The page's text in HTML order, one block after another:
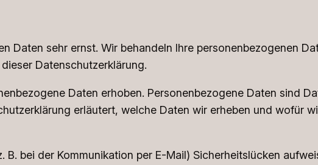
Daten sehr ernst. Wir behandeln Ihre personenbezogenen
Datenschutzerklärung.
Daten erhoben. Personenbezogene Daten sind
erläutert, welche Daten wir erheben und wofür
bei der Kommunikation per E-Mail) Sicherheitslücken